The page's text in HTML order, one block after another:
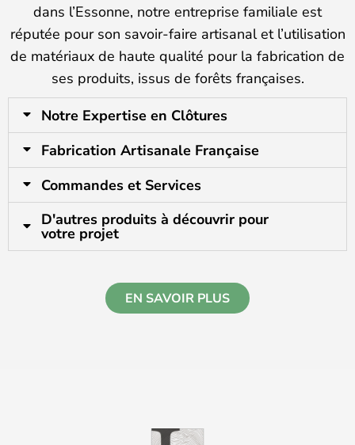
dans l’Essonne, notre entreprise familiale est
réputée pour son savoir-faire artisanal et l’utilisation
de matériaux de haute qualité pour la fabrication de
ses produits, issus de forêts françaises.
Notre Expertise en Clôtures
Fabrication Artisanale Française
Commandes et Services
D'autres produits à découvrir pour
votre projet
EN SAVOIR PLUS